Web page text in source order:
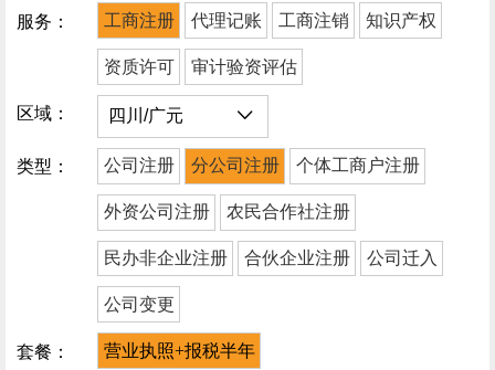
服务：
工商注册 代理记账 工商注销 知识产权
资质许可 审计验资评估
区域：
类型： 公司注册 分公司注册 个体工商户注册
外资公司注册 农民合作社注册
民办非企业注册 合伙企业注册 公司迁入
公司变更
套餐： 营业执照+报税半年